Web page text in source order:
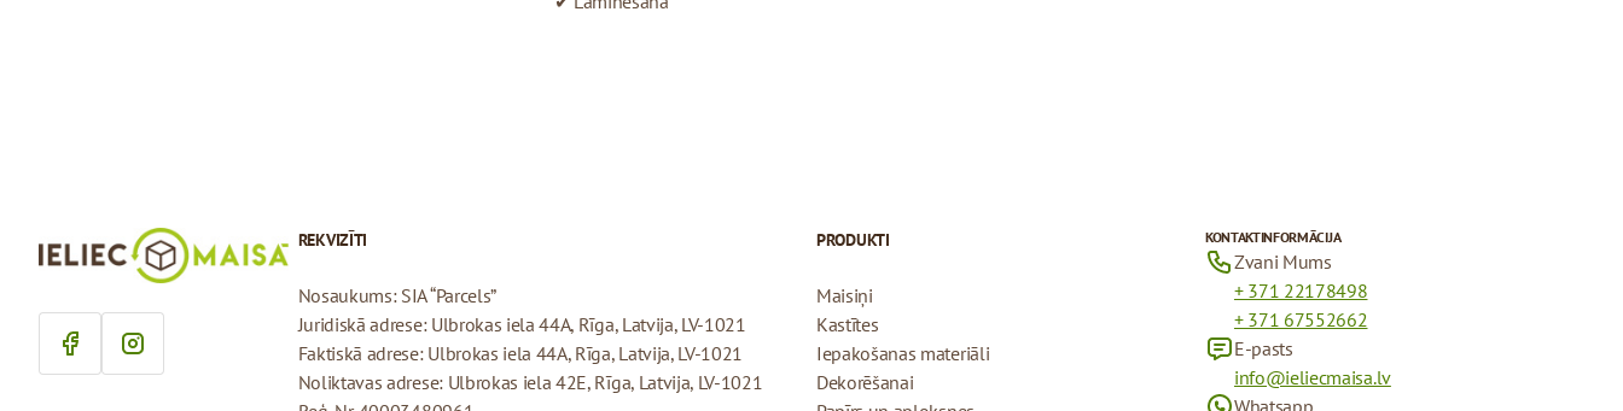
REKVIZĪTI
Nosaukums: SIA “Parcels”
Juridiskā adrese: Ulbrokas iela 44A, Rīga, Latvija, LV-1021
Faktiskā adrese: Ulbrokas iela 44A, Rīga, Latvija, LV-1021
Noliktavas adrese: Ulbrokas iela 42E, Rīga, Latvija, LV-1021
PRODUKTI
Maisiņi
Kastītes
Iepakošanas materiāli
Dekorēšanai
KONTAKTINFORMĀCIJA
Zvani Mums
+ 371 22178498
+ 371 67552662
E-pasts
info@ieliecmaisa.lv
Whatsapp